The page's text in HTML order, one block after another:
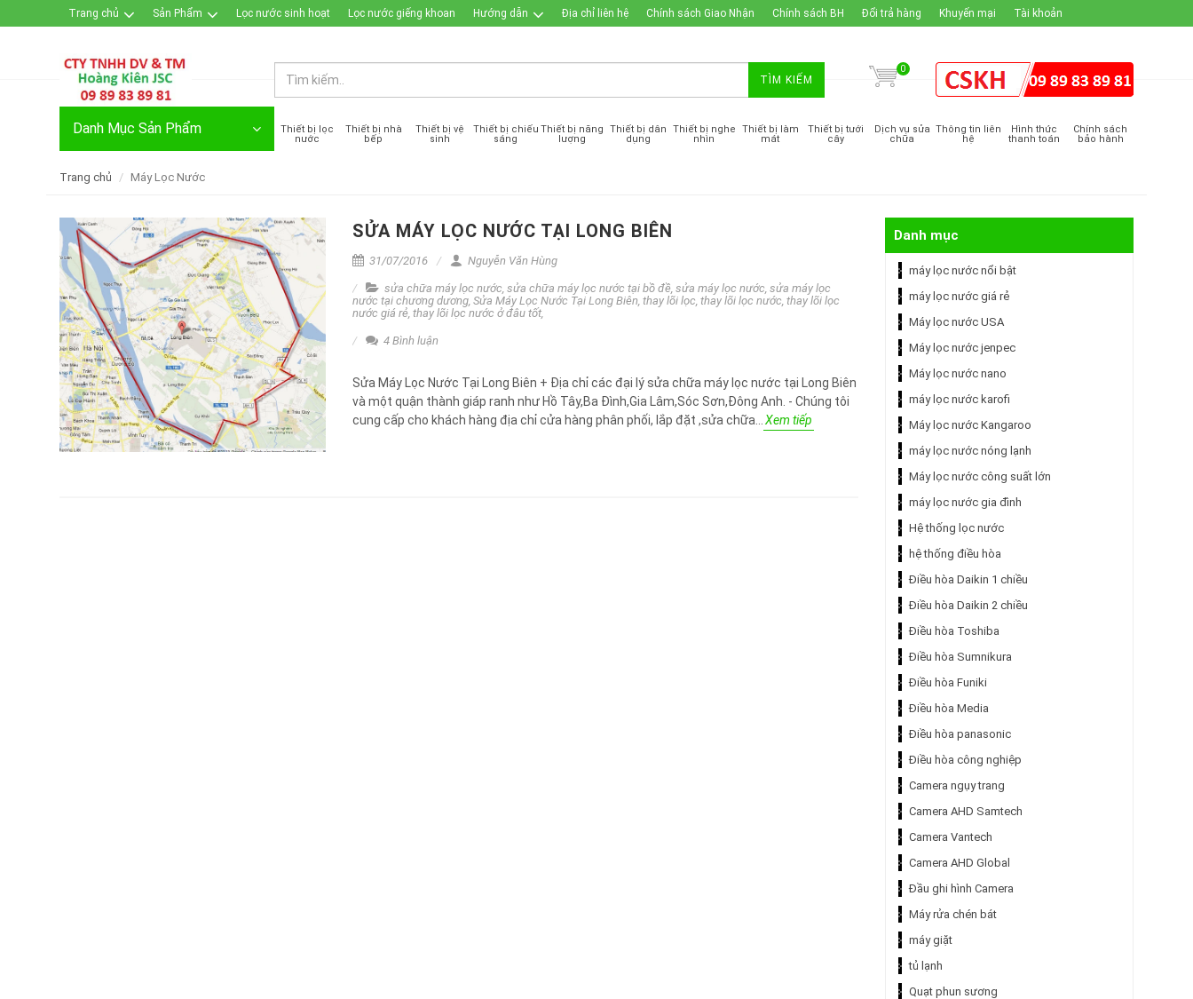
Trang chủ Sản Phẩm Lọc nước sinh hoạt Lọc nước giếng khoan Hướng dẫn Địa chỉ liên hệ Chính sách Giao Nhận Chính sách BH Đổi trả hàng Khuyến mại Tài khoản
TÌM KIẾM
0
Danh Mục Sản Phẩm
Thiết bị lọc
nước
Thiết bị nhà
bếp
Thiết bị vệ
sinh
Thiết bị chiếu
sáng
Thiết bị năng
lượng
Thiết bị dân
dụng
Thiết bị nghe
nhìn
Thiết bị làm
mát
Thiết bị tưới
cây
Dịch vụ sửa
chữa
Thông tin liên
hệ
Hình thức
thanh toán
Chính sách
bảo hành
Trang chủ Máy Lọc Nước
SỬA MÁY LỌC NƯỚC TẠI LONG BIÊN
31/07/2016 Nguyễn Văn Hùng
sửa chữa máy lọc nước, sửa chữa máy lọc nước tại bồ đề, sửa máy lọc nước, sửa máy lọc
nước tại chương dương, Sửa Máy Lọc Nước Tại Long Biên, thay lõi lọc, thay lõi lọc nước, thay lõi lọc
nước giá rẻ, thay lõi lọc nước ở đâu tốt,
4 Bình luận
Sửa Máy Lọc Nước Tại Long Biên + Địa chỉ các đại lý sửa chữa máy lọc nước tại Long Biên
và một quận thành giáp ranh như Hồ Tây,Ba Đình,Gia Lâm,Sóc Sơn,Đông Anh. - Chúng tôi
cung cấp cho khách hàng địa chỉ cửa hàng phân phối, lắp đặt ,sửa chữa...
Xem tiếp
Danh mục
máy lọc nước nổi bật
máy lọc nước giá rẻ
Máy lọc nước USA
Máy lọc nước jenpec
Máy lọc nước nano
máy lọc nước karofi
Máy lọc nước Kangaroo
máy lọc nước nóng lạnh
Máy lọc nước công suất lớn
máy lọc nước gia đình
Hệ thống lọc nước
hệ thống điều hòa
Điều hòa Daikin 1 chiều
Điều hòa Daikin 2 chiều
Điều hòa Toshiba
Điều hòa Sumnikura
Điều hòa Funiki
Điều hòa Media
Điều hòa panasonic
Điều hòa công nghiệp
Camera ngụy trang
Camera AHD Samtech
Camera Vantech
Camera AHD Global
Đầu ghi hình Camera
Máy rửa chén bát
máy giặt
tủ lạnh
Quạt phun sương